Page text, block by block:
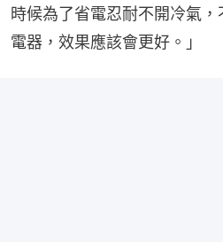
時候為了省電忍耐不開冷氣
電器，效果應該會更好。」